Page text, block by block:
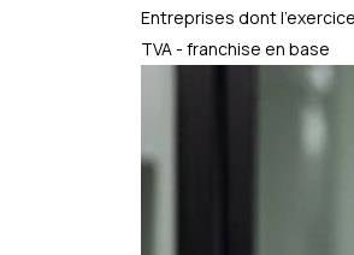
Entreprises dont
TVA - franchise en base